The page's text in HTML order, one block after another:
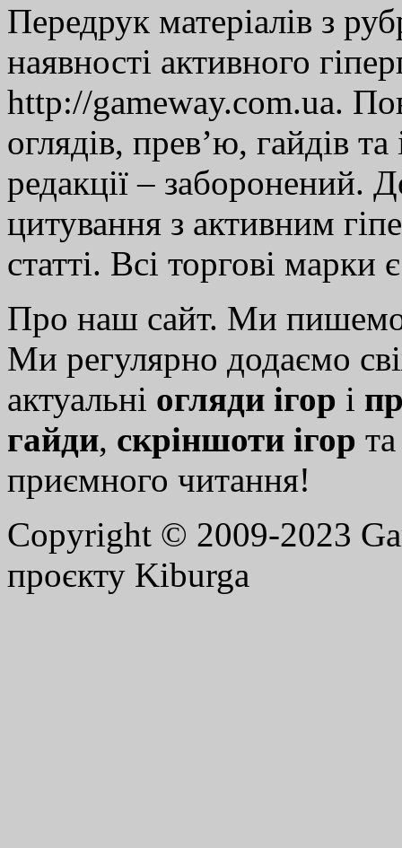
Передрук матеріалів з
наявності активного
http://gameway.com.ua.
оглядів, прев’ю, гайдів
редакції – заборонений.
цитування з активним
статті. Всі торгові марки
Про наш сайт. Ми
Ми регулярно додаємо
актуальні огляди ігор і
гайди, скріншоти ігор
приємного читання!
Copyright © 2009-2023
проєкту Kiburga